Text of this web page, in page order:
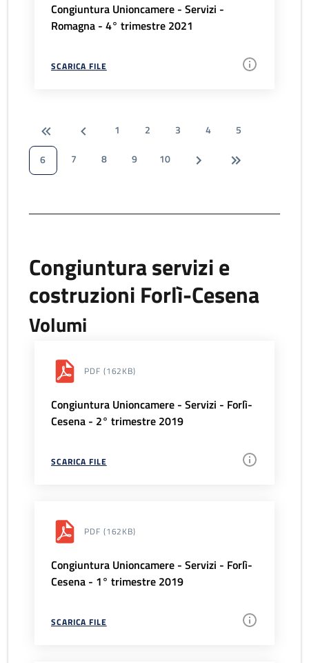
Congiuntura Unioncamere - Servizi -
Romagna - 4° trimestre 2021
SCARICA FILE
1 2 3 4
5
6
7 8 9 10
Congiuntura servizi e
costruzioni Forlì-Cesena
Volumi
PDF (162KB)
Congiuntura Unioncamere - Servizi - Forlì-
Cesena - 2° trimestre 2019
SCARICA FILE
PDF (162KB)
Congiuntura Unioncamere - Servizi - Forlì-
Cesena - 1° trimestre 2019
SCARICA FILE